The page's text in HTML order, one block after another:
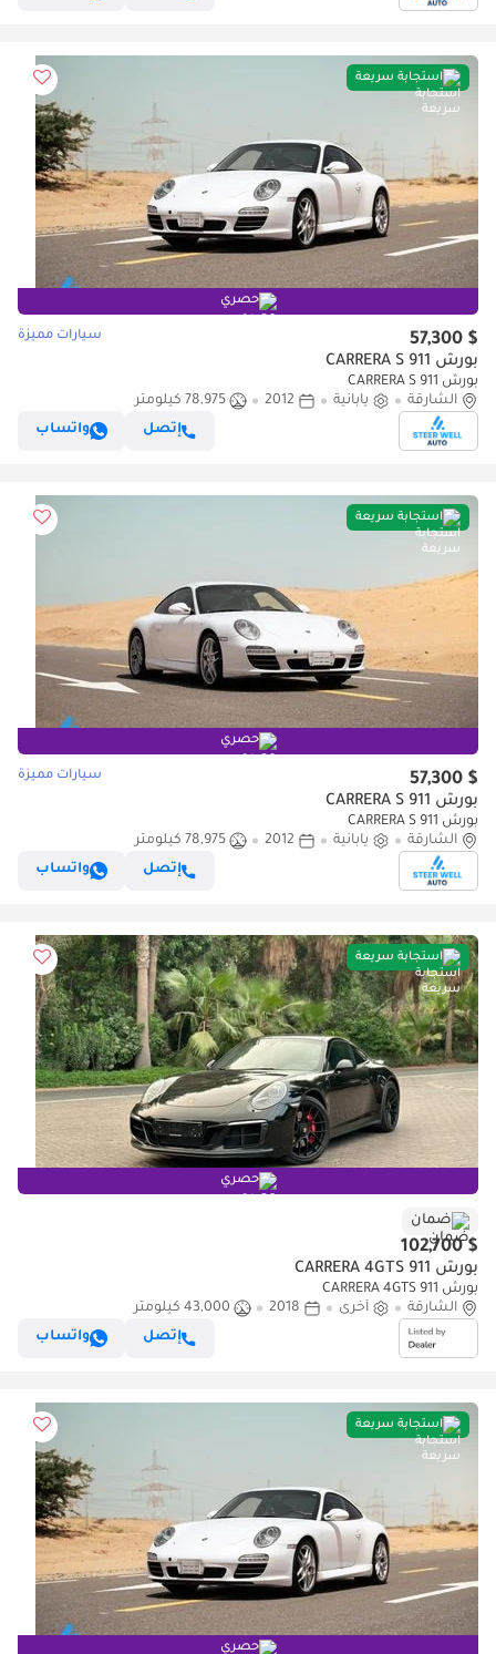
استجابة سريعة
حصري
$ 57,300 سيارات مميزة
بورش 911 CARRERA S
بورش 911 CARRERA S
الشارقة
يابانية 2012
78,975 كيلومتر
إتصل
واتساب
استجابة سريعة
حصري
$ 57,300 سيارات مميزة
بورش 911 CARRERA S
بورش 911 CARRERA S
الشارقة
يابانية 2012
78,975 كيلومتر
إتصل
واتساب
استجابة سريعة
حصري
ضمان
$ 102,700
بورش 911 CARRERA 4GTS
بورش 911 CARRERA 4GTS
الشارقة
أخرى 2018
43,000 كيلومتر
إتصل
واتساب
استجابة سريعة
حصري